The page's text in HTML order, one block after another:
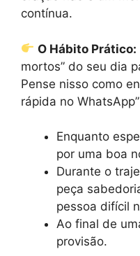
contínua.
O Hábito Prático:
mortos” do seu dia
Pense nisso como
rápida no
Enquanto
por uma boa
Durante o
peça
pessoa difícil
Ao final de
provisão.